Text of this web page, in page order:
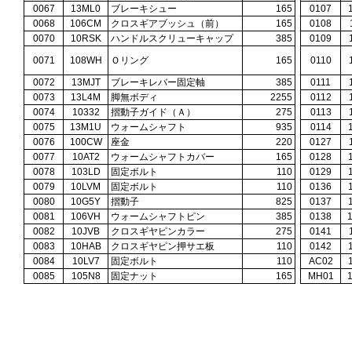
0067
13ML0 ブレーキシュー 165 0107
0068
106CM クロスギアブッシュ（前） 165 0108
0070
10RSK ハンドルスクリューキャップ 385 0109
0071
108WH Ｏリング 165 0110
0072
13MJT ブレーキレバー固定軸 385 0111
0073
13L4M 脚無ボディ 2255 0112
0074
10332 摺動子ガイド（Ａ） 275 0113
0075
13M1U ウォームシャフト 935 0114
0076
100CW 座金 220 0127
0077
10AT2 ウォームシャフトカバー 165 0128
0078
103LD 固定ボルト 110 0129
0079
10LVM 固定ボルト 110 0136
0080
10G5Y 摺動子 825 0137
0081
106VH ウォームシャフトピン 385 0138
0082
10JVB クロスギヤピンカラー 275 0141
0083
10HAB クロスギヤピン押サエ板 110 0142
0084
10LV7 固定ボルト 110 AC02
0085
105N8 固定ナット 165 MH01